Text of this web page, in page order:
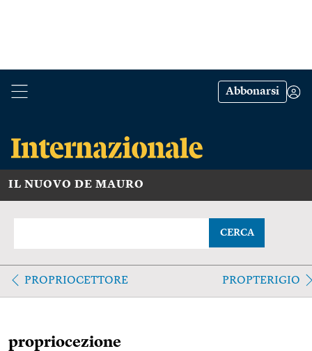
Abbonarsi
IL NUOVO DE MAURO
CERCA
PROPRIOCETTORE PROPTERIGIO
propriocezione